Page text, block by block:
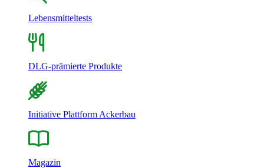
Lebensmitteltests
DLG-prämierte Produkte
Initiative Plattform Ackerbau
Magazin